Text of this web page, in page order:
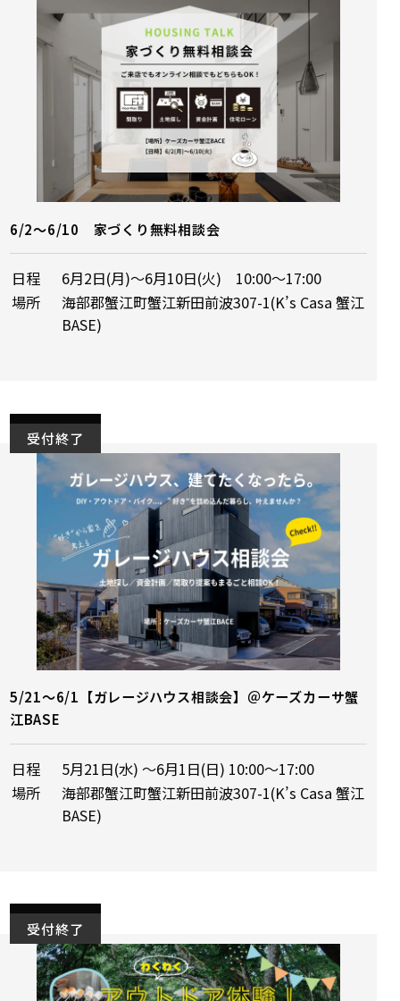
6/2～6/10 家づくり無料相談会
日程
6月2日(月)～6月10日(火) 10:00〜17:00
場所
海部郡蟹江町蟹江新田前波307-1(K’s Casa 蟹江
BASE)
受付終了
5/21～6/1【ガレージハウス相談会】＠ケーズカーサ蟹
江BASE
日程
5月21日(水) ～6月1日(日) 10:00～17:00
場所
海部郡蟹江町蟹江新田前波307-1(K’s Casa 蟹江
BASE)
受付終了